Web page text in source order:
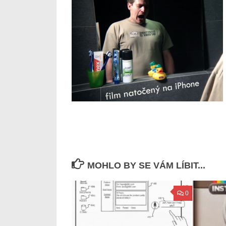
MOHLO BY SE VÁM LÍBIT...
0